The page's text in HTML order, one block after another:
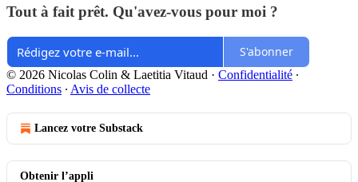
Tout à fait prêt. Qu'avez-vous pour moi ?
S'abonner
© 2026 Nicolas Colin & Laetitia Vitaud · Confidentialité ∙
Conditions ∙ Avis de collecte
Lancez votre Substack
Obtenir l’appli